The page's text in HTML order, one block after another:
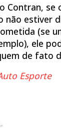
Contran,
não estiver
(se
ele
de fato
Esporte